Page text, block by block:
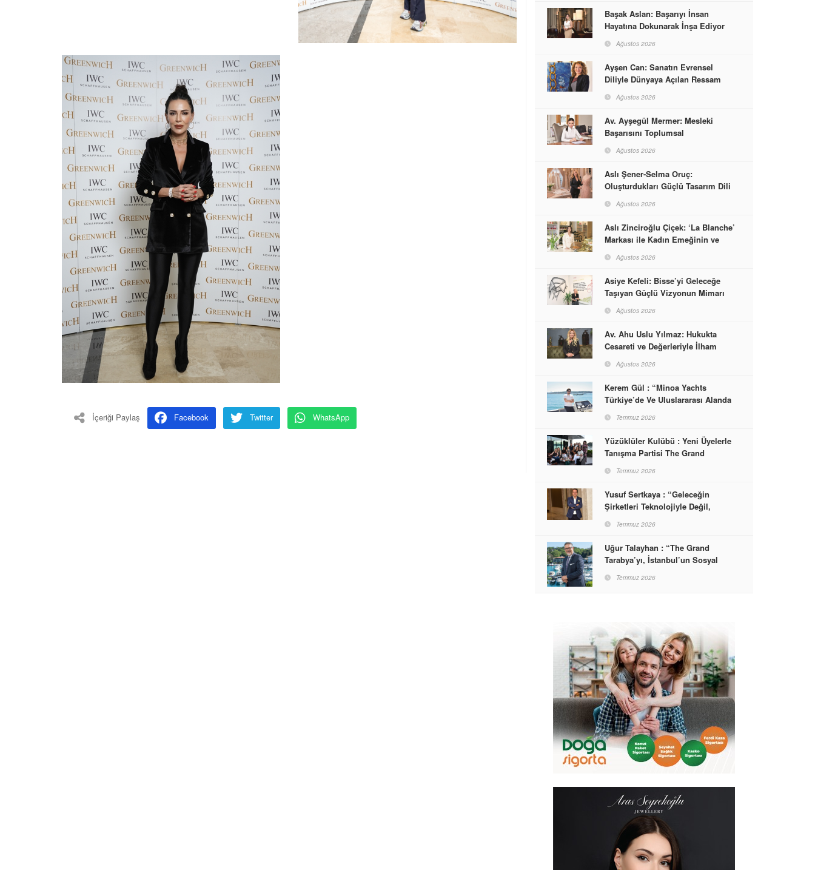
İçeriği Paylaş Facebook Twitter WhatsApp
Başak Aslan: Başarıyı İnsan
Hayatına Dokunarak İnşa Ediyor
Ağustos 2026
Ayşen Can: Sanatın Evrensel
Diliyle Dünyaya Açılan Ressam
Ağustos 2026
Av. Ayşegül Mermer: Mesleki
Başarısını Toplumsal
Ağustos 2026
Aslı Şener-Selma Oruç:
Oluşturdukları Güçlü Tasarım Dili
Dünyasına İmzalarını Attılar
Ağustos 2026
Aslı Zinciroğlu Çiçek: ‘La Blanche’
Markası ile Kadın Emeğinin ve
Başarabileceğinin En Güzel
Örneğini Sunuyor
Ağustos 2026
Asiye Kefeli: Bisse’yi Geleceğe
Taşıyan Güçlü Vizyonun Mimarı
Ağustos 2026
Av. Ahu Uslu Yılmaz: Hukukta
Cesareti ve Değerleriyle İlham
Ağustos 2026
Kerem Gül : “Minoa Yachts
Türkiye’de Ve Uluslararası Alanda
Markası Olacak”
Temmuz 2026
Yüzüklüler Kulübü : Yeni Üyelerle
Tanışma Partisi The Grand
Temmuz 2026
Yusuf Sertkaya : “Geleceğin
Şirketleri Teknolojiyle Değil,
Temmuz 2026
Uğur Talayhan : “The Grand
Tarabya’yı, İstanbul’un Sosyal
Destinasyon Haline Getirmeyi
Temmuz 2026